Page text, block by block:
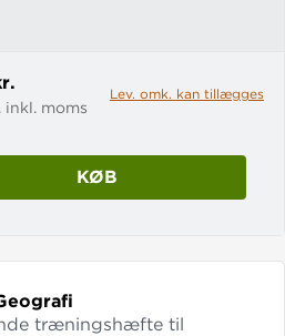
inkl. moms
Lev. omk. kan tillægges
KØB
træningshæfte til